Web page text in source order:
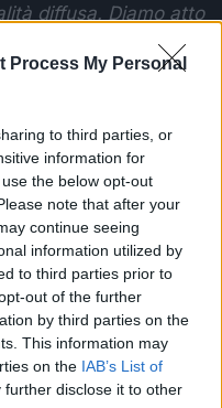
Process My Personal
to third parties, or
information for
the below opt-out
note that after your
continue seeing
information utilized by
to third parties prior to
out of the further
by third parties on the
This information may
on the IAB’s List of
further disclose it to other
diffusa. Diamo atto
Comunale,
l’approccio,
finalmente efficienti
tali, da garantire la
impiegati“.
SERA SUI